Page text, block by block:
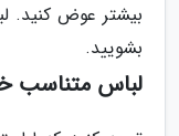
بیشتر عوض کنید.
بشویید.
لباس متناسب